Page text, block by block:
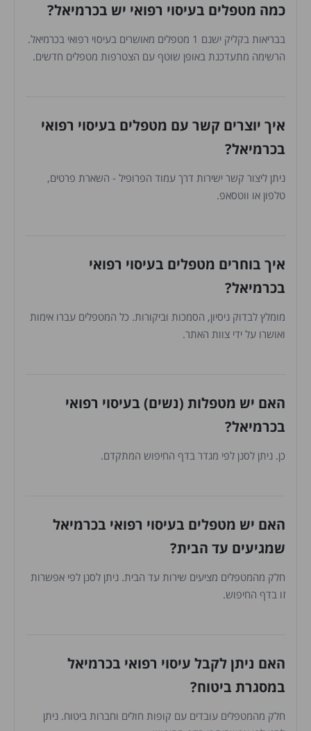
כמה מטפלים בעיסוי רפואי יש בכרמיאל?
בבריאות בקליק ישנם 1 מטפלים מאושרים בעיסוי רפואי בכרמיאל.
הרשימה מתעדכנת באופן שוטף עם הצטרפות מטפלים חדשים.
איך יוצרים קשר עם מטפלים בעיסוי רפואי
בכרמיאל?
ניתן ליצור קשר ישירות דרך עמוד הפרופיל - השארת פרטים,
טלפון או ווטסאפ.
איך בוחרים מטפלים בעיסוי רפואי
בכרמיאל?
מומלץ לבדוק ניסיון, הסמכות וביקורות. כל המטפלים עברו אימות
ואושרו על ידי צוות האתר.
האם יש מטפלות (נשים) בעיסוי רפואי
בכרמיאל?
כן. ניתן לסנן לפי מגדר בדף החיפוש המתקדם.
האם יש מטפלים בעיסוי רפואי בכרמיאל
שמגיעים עד הבית?
חלק מהמטפלים מציעים שירות עד הבית. ניתן לסנן לפי אפשרות
זו בדף החיפוש.
האם ניתן לקבל עיסוי רפואי בכרמיאל
במסגרת ביטוח?
חלק מהמטפלים עובדים עם קופות חולים וחברות ביטוח. ניתן